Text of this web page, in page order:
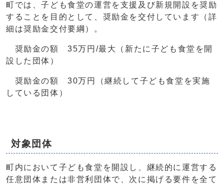
町では、子ども食堂の運営を支援及び新規開設を奨励
することを目的として、奨励金を交付しています（詳
細は奨励金交付要綱）。
奨励金の額 35万円/最大（新たに子ども食堂を開
設した団体）
奨励金の額 30万円（継続して子ども食堂を実施
している団体）
対象団体
町内において子ども食堂を開設し、継続的に運営する
任意団体または非営利団体で、次に掲げる要件を全て